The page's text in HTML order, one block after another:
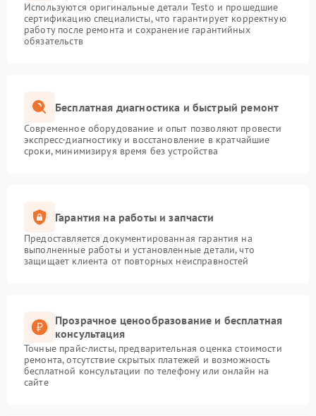
Используются оригинальные детали Testo и прошедшие
сертификацию специалисты, что гарантирует корректную
работу после ремонта и сохранение гарантийных
обязательств
Бесплатная диагностика и быстрый ремонт
Современное оборудование и опыт позволяют провести
экспресс-диагностику и восстановление в кратчайшие
сроки, минимизируя время без устройства
Гарантия на работы и запчасти
Предоставляется документированная гарантия на
выполненные работы и установленные детали, что
защищает клиента от повторных неисправностей
Прозрачное ценообразование и бесплатная
консультация
Точные прайс-листы, предварительная оценка стоимости
ремонта, отсутствие скрытых платежей и возможность
бесплатной консультации по телефону или онлайн на
сайте